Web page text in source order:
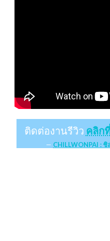
ติดต่องานรีวิว คลิก
CHILLWONPAI :